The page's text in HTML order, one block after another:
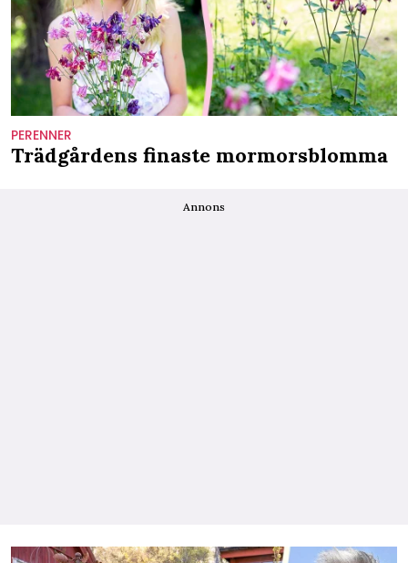
PERENNER
Trädgårdens finaste mormorsblomma
Annons